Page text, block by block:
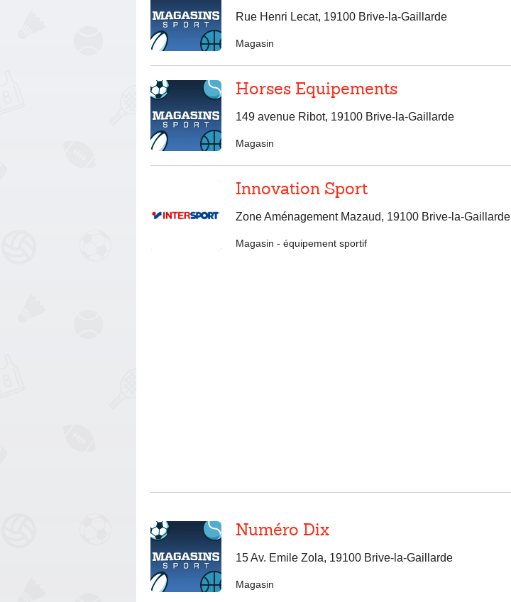
Rue Henri Lecat, 19100 Brive-la-Gaillarde
Magasin
Horses Equipements
149 avenue Ribot, 19100 Brive-la-Gaillarde
Magasin
Innovation Sport
Zone Aménagement Mazaud, 19100 Brive-la-Gaillarde
Magasin - équipement sportif
Numéro Dix
15 Av. Emile Zola, 19100 Brive-la-Gaillarde
Magasin